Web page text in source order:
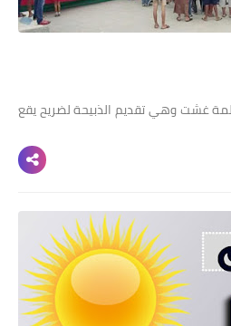
غشت وهي تقديم الذبيحة لضريح يقع